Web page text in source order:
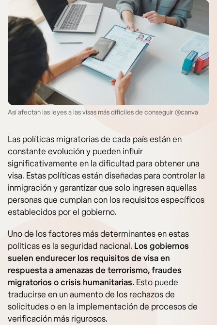
Así afectan las leyes a las visas más difíciles de conseguir @canva
Las políticas migratorias de cada país están en
constante evolución y pueden influir
significativamente en la dificultad para obtener una
visa. Estas políticas están diseñadas para controlar la
inmigración y garantizar que solo ingresen aquellas
personas que cumplan con los requisitos específicos
establecidos por el gobierno.
Uno de los factores más determinantes en estas
políticas es la seguridad nacional. Los gobiernos
suelen endurecer los requisitos de visa en
respuesta a amenazas de terrorismo, fraudes
migratorios o crisis humanitarias. Esto puede
traducirse en un aumento de los rechazos de
solicitudes o en la implementación de procesos de
verificación más rigurosos.